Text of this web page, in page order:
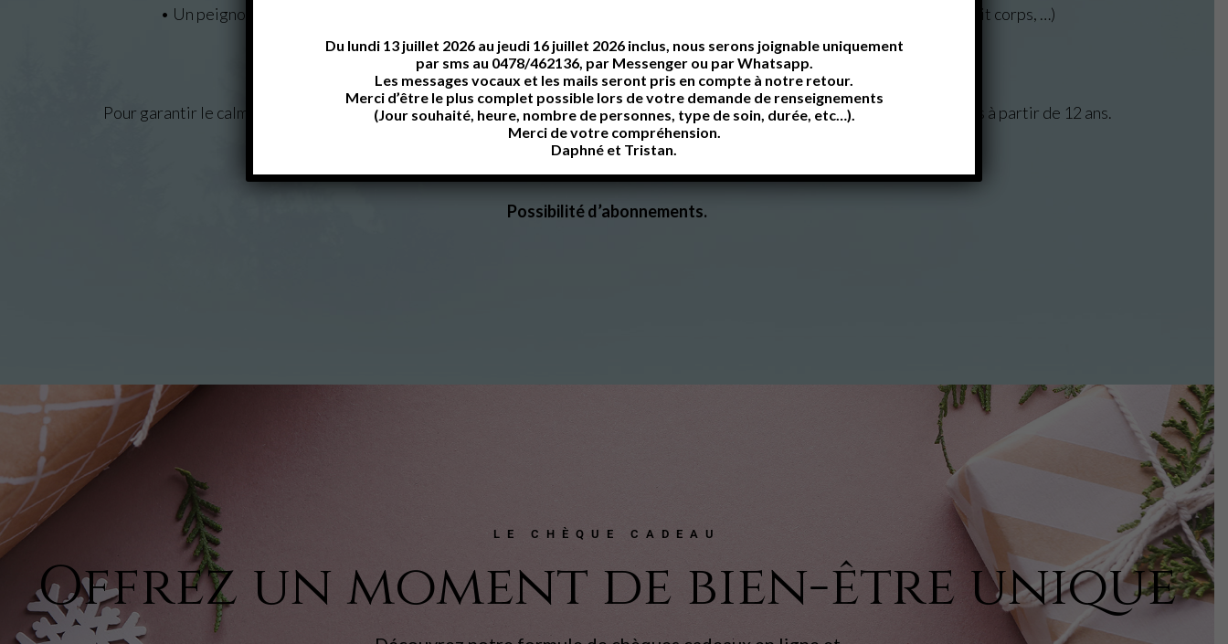
• Un peignoir et une serviette par personne • Tout le nécessaire de toilette (shampoing, gel douche, crème de soin, lait corps, …)
Mules ou clapettes obligatoires(possibilité d’en avoir en prêt sur demande).
Pour garantir le calme et la tranquillité des soins en institut, nous avons décidé d’autoriser l’accès au Wellness pour les enfants à partir de 12 ans.
Merci de votre compréhension.
Possibilité d’abonnements.
LE CHÈQUE CADEAU
Offrez un moment de bien-être unique
Du lundi 13 juillet 2026 au jeudi 16 juillet 2026 inclus, nous serons joignable uniquement
par sms au 0478/462136, par Messenger ou par Whatsapp.
Les messages vocaux et les mails seront pris en compte à notre retour.
Merci d’être le plus complet possible lors de votre demande de renseignements
(Jour souhaité, heure, nombre de personnes, type de soin, durée, etc…).
Merci de votre compréhension.
Daphné et Tristan.